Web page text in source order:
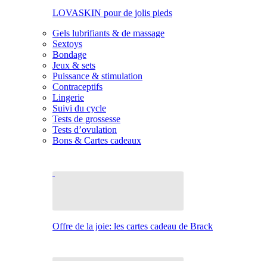
LOVASKIN pour de jolis pieds
Gels lubrifiants & de massage
Sextoys
Bondage
Jeux & sets
Puissance & stimulation
Contraceptifs
Lingerie
Suivi du cycle
Tests de grossesse
Tests d’ovulation
Bons & Cartes cadeaux
Offre de la joie: les cartes cadeau de Brack